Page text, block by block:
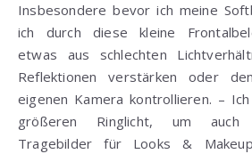
Insbesondere bevor ich meine
ich durch diese kleine
etwas aus schlechten
Reflektionen verstärken oder
eigenen Kamera kontrollieren. –
größeren Ringlicht, um auch
Tragebilder für Looks &